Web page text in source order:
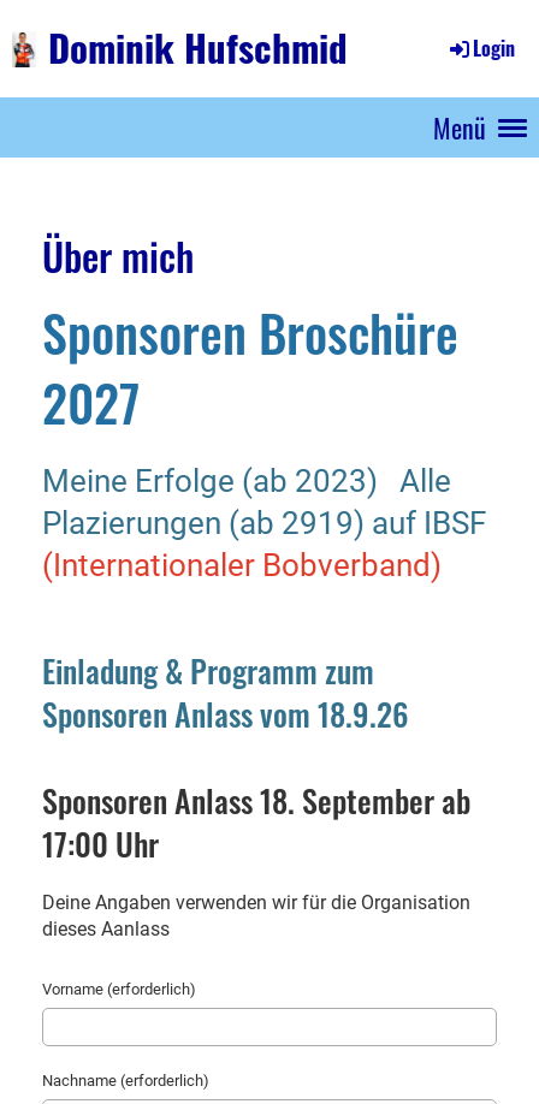
Dominik Hufschmid Login
Menü
Über mich
Sponsoren Broschüre
2027
Meine Erfolge (ab 2023)
Alle
Plazierungen (ab 2919) auf IBSF
(Internationaler Bobverband)
Einladung & Programm zum
Sponsoren Anlass vom 18.9.26
Sponsoren Anlass 18. September ab
17:00 Uhr
Deine Angaben verwenden wir für die Organisation
dieses Aanlass
Vorname (erforderlich)
Nachname (erforderlich)